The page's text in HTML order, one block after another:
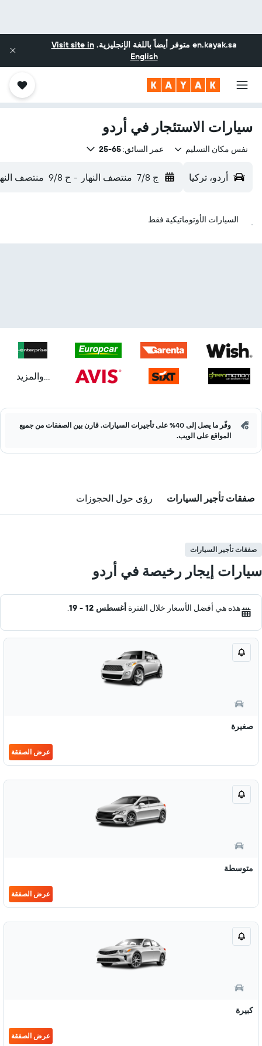
en.kayak.sa متوفر أيضاً باللغة الإنجليزية.Visit site in
English
سيارات الاستئجار في أردو
نفس مكان التسليم عمر السائق:65-25
أردو، تركيا ج 7/8 منتصف النهار - ح 9/8 منتصف
السيارات الأوتوماتيكية فقط
...والمزيد
وفّر ما يصل إلى 40% على تأجيرات السيارات. قارن بين الصفقات من جميع
المواقع على الويب.
صفقات تأجير السيارات رؤى حول الحجوزات
صفقات تأجير السيارات
سيارات إيجار رخيصة في أردو
هذه هي أفضل الأسعار خلال الفترة أغسطس 12 - 19 .
صغيرة
عرض الصفقة
متوسطة
عرض الصفقة
كبيرة
عرض الصفقة